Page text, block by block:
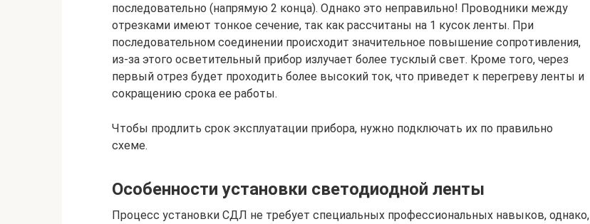
последовательно (напрямую 2 конца). Однако это неправильно! Проводники между
отрезками имеют тонкое сечение, так как рассчитаны на 1 кусок ленты. При
последовательном соединении происходит значительное повышение сопротивления,
из-за этого осветительный прибор излучает более тусклый свет. Кроме того, через
первый отрез будет проходить более высокий ток, что приведет к перегреву ленты и
сокращению срока ее работы.
Чтобы продлить срок эксплуатации прибора, нужно подключать их по правильно
схеме.
Особенности установки светодиодной ленты
Процесс установки СДЛ не требует специальных профессиональных навыков, однако,